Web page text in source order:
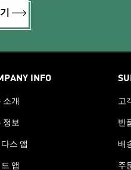
INFO
소개
정보
스 앱
앱
고
반
배
주